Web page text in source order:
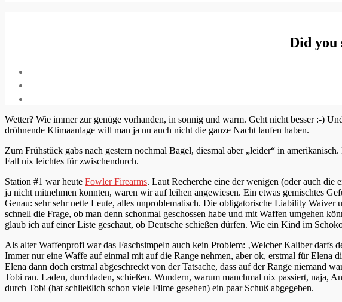
Did you
Wetter? Wie immer zur genüge vorhanden, in sonnig und warm. Geht nicht besser :-)
dröhnende Klimaanlage will man ja nu auch nicht die ganze Nacht laufen haben.
Zum Frühstück gabs nach gestern nochmal Bagel, diesmal aber „leider“ in
Fall nix leichtes für zwischendurch.
Station #1 war heute Fowler Firearms. Laut Recherche eine der wenigen (oder auch
ja nicht mitnehmen konnten, waren wir auf leihen angewiesen. Ein etwas gemischtes
Genau: sehr sehr nette Leute, alles unproblematisch. Die obligatorische Liability
schnell die Frage, ob man denn schonmal geschossen habe und mit Waffen umgehen
glaub ich auf einer Liste geschaut, ob Deutsche schießen dürfen. Wie ein Kind im
Als alter Waffenprofi war das Faschsimpeln auch kein Problem: ‚Welcher Kaliber darfs
Immer nur eine Waffe auf einmal mit auf die Range nehmen, aber ok, erstmal für
Elena dann doch erstmal abgeschreckt von der Tatsache, dass auf der Range niemand
Tobi ran. Laden, durchladen, schießen. Wundern, warum manchmal nix passiert, naja,
durch Tobi (hat schließlich schon viele Filme gesehen) ein paar Schuß abgegeben.